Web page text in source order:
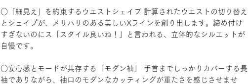
○「細見え」を約束するウエストシェイプ 計算されたウエストの切り替え
とシェイプが、メリハリのある美しいXラインを創り出します。締め付け
すぎないのにス「スタイル良いね！」と言われる、立体的なシルエットが
自慢です。
○安心感とモードが共存する「モダン袖」 手首までしっかりカバーする長
袖でありながら、袖口のモダンなカッティングが重たさを感じさせませ